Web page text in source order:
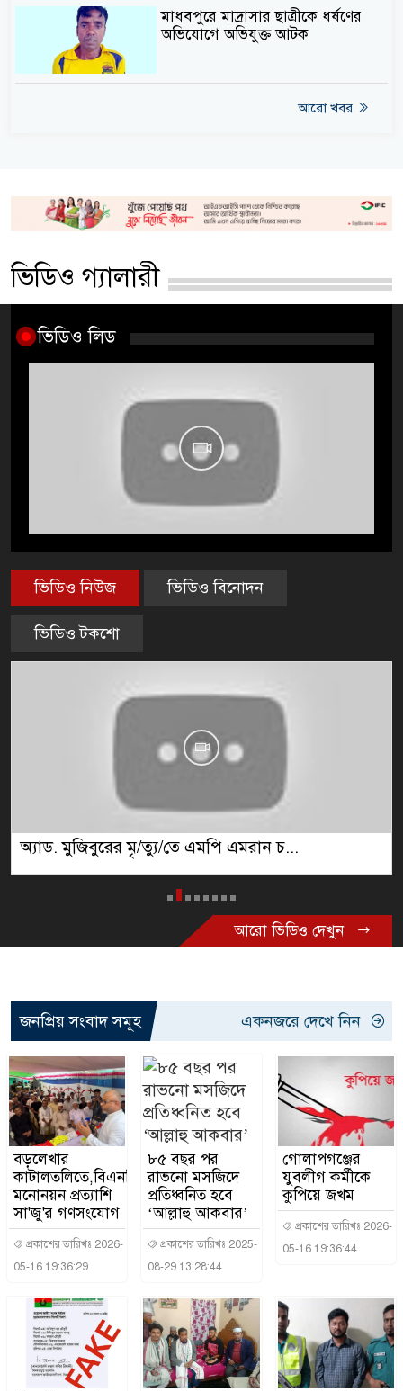
মাধবপুরে মাদ্রাসার ছাত্রীকে ধর্ষণের
অভিযোগে অভিযুক্ত আটক
আরো খবর
ভিডিও গ্যালারী
ভিডিও লিড
ভিডিও নিউজ ভিডিও বিনোদন
ভিডিও টকশো
শহীদ প্রেসিডেন্ট জিয়াউর রহমানের ৪৫তম শাহ...
আরো ভিডিও দেখুন
জনপ্রিয় সংবাদ সমূহ একনজরে দেখে নিন
বড়লেখার
কাটালতলিতে,বিএনপির
মনোনয়ন প্রত্যাশি
সা'জু'র গণসংযোগ
প্রকাশের তারিখঃ 2026-
05-16 19:36:29
৮৫ বছর পর
রাভনো মসজিদে
প্রতিধ্বনিত হবে
‘আল্লাহু আকবার’
প্রকাশের তারিখঃ 2025-
08-29 13:28:44
গোলাপগঞ্জের
যুবলীগ কর্মীকে
কুপিয়ে জখম
প্রকাশের তারিখঃ 2026-
05-16 19:36:44